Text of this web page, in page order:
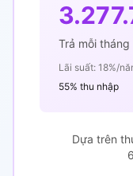
Trả mỗi tháng
Lãi suất: 18%/
55% thu nhập
Dựa trên